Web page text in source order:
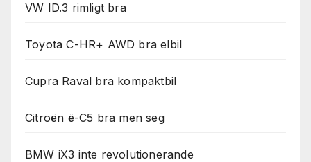
VW ID.3 rimligt bra
Toyota C-HR+ AWD bra elbil
Cupra Raval bra kompaktbil
Citroën ë-C5 bra men seg
BMW iX3 inte revolutionerande